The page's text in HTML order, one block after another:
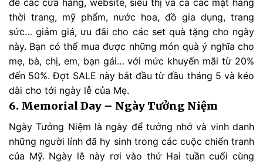
thời trang, mỹ phẩm, nước hoa, đồ gia dụng, trang
sức… giảm giá, ưu đãi cho các set quà tặng cho ngày
này. Bạn có thể mua được những món quà ý nghĩa cho
mẹ, bà, chị, em, bạn gái… với mức khuyến mãi từ 20%
đến 50%. Đợt SALE này bắt đầu từ đầu tháng 5 và kéo
dài cho tới ngày lễ của Mẹ.
6. Memorial Day – Ngày Tưởng Niệm
Ngày Tưởng Niệm là ngày để tưởng nhớ và vinh danh
những người lính đã hy sinh trong các cuộc chiến tranh
của Mỹ. Ngày lễ này rơi vào thứ Hai tuần cuối cùng